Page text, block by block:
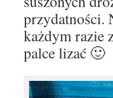
przydatności.
każdym razie
palce lizać 🙂